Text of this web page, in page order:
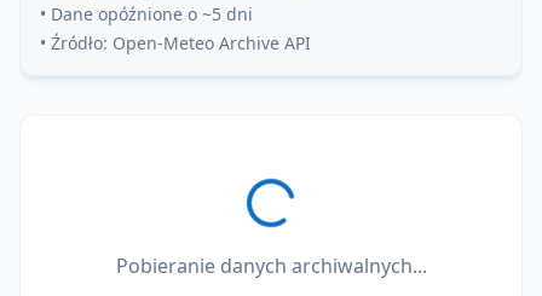
• Dane opóźnione o ~5 dni
• Źródło: Open-Meteo Archive API
Pobieranie danych archiwalnych...